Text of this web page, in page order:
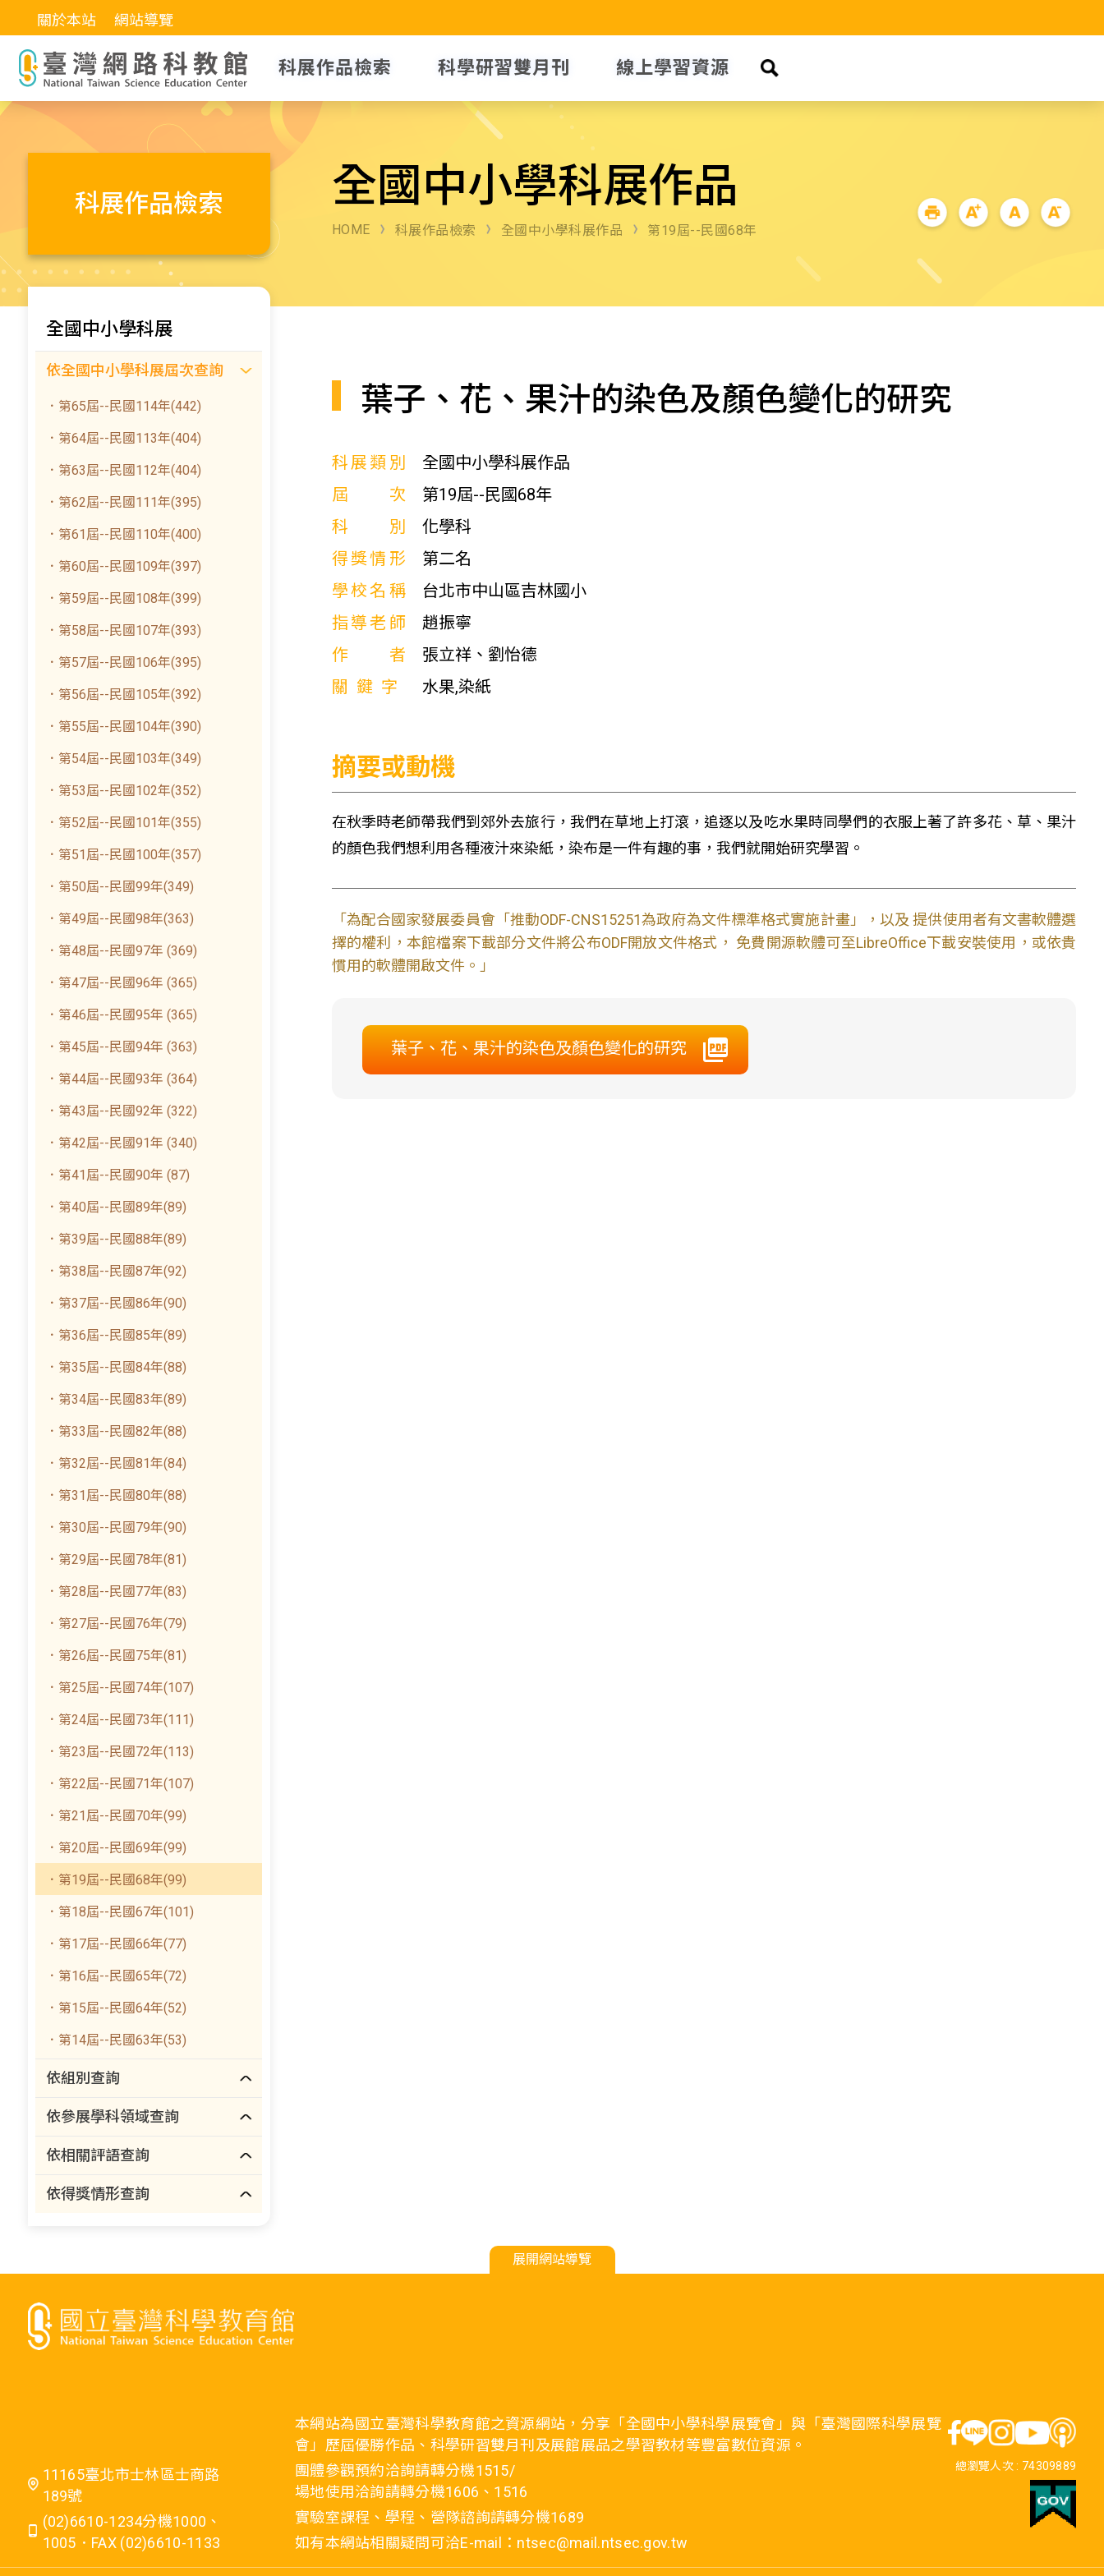
關於本站 網站導覽
科展作品檢索 科學研習雙月刊 線上學習資源
科展作品檢索 全國中小學科展作品
HOME 科展作品檢索 全國中小學科展作品 第19屆--民國68年
全國中小學科展
依全國中小學科展屆次查詢
．第65屆--民國114年(442)
．第64屆--民國113年(404)
．第63屆--民國112年(404)
．第62屆--民國111年(395)
．第61屆--民國110年(400)
．第60屆--民國109年(397)
．第59屆--民國108年(399)
．第58屆--民國107年(393)
．第57屆--民國106年(395)
．第56屆--民國105年(392)
．第55屆--民國104年(390)
．第54屆--民國103年(349)
．第53屆--民國102年(352)
．第52屆--民國101年(355)
．第51屆--民國100年(357)
．第50屆--民國99年(349)
．第49屆--民國98年(363)
．第48屆--民國97年 (369)
．第47屆--民國96年 (365)
．第46屆--民國95年 (365)
．第45屆--民國94年 (363)
．第44屆--民國93年 (364)
．第43屆--民國92年 (322)
．第42屆--民國91年 (340)
．第41屆--民國90年 (87)
．第40屆--民國89年(89)
．第39屆--民國88年(89)
．第38屆--民國87年(92)
．第37屆--民國86年(90)
．第36屆--民國85年(89)
．第35屆--民國84年(88)
．第34屆--民國83年(89)
．第33屆--民國82年(88)
．第32屆--民國81年(84)
．第31屆--民國80年(88)
．第30屆--民國79年(90)
．第29屆--民國78年(81)
．第28屆--民國77年(83)
．第27屆--民國76年(79)
．第26屆--民國75年(81)
．第25屆--民國74年(107)
．第24屆--民國73年(111)
．第23屆--民國72年(113)
．第22屆--民國71年(107)
．第21屆--民國70年(99)
．第20屆--民國69年(99)
．第19屆--民國68年(99)
．第18屆--民國67年(101)
．第17屆--民國66年(77)
．第16屆--民國65年(72)
．第15屆--民國64年(52)
．第14屆--民國63年(53)
依組別查詢
依參展學科領域查詢
依相關評語查詢
依得獎情形查詢
葉子、花、果汁的染色及顏色變化的研究
科展類別
全國中小學科展作品
屆次
第19屆--民國68年
科別
化學科
得獎情形
第二名
學校名稱
台北市中山區吉林國小
指導老師
趙振寧
作者
張立祥、劉怡德
關鍵字
水果,染紙
摘要或動機
在秋季時老師帶我們到郊外去旅行，我們在草地上打滾，追逐以及吃水果時同學們的衣服上著了許多花、草、果汁
的顏色我們想利用各種液汁來染紙，染布是一件有趣的事，我們就開始研究學習。
「為配合國家發展委員會「推動ODF-CNS15251為政府為文件標準格式實施計畫」，以及 提供使用者有文書軟體選
擇的權利，本館檔案下載部分文件將公布ODF開放文件格式， 免費開源軟體可至LibreOffice下載安裝使用，或依貴
慣用的軟體開啟文件。」
葉子、花、果汁的染色及顏色變化的研究
展開網站導覽
11165臺北市士林區士商路
189號
(02)6610-1234分機1000、
1005．FAX (02)6610-1133
本網站為國立臺灣科學教育館之資源網站，分享「全國中小學科學展覽會」與「臺灣國際科學展覽
會」歷屆優勝作品、科學研習雙月刊及展館展品之學習教材等豐富數位資源。
團體參觀預約洽詢請轉分機1515/
場地使用洽詢請轉分機1606、1516
實驗室課程、學程、營隊諮詢請轉分機1689
如有本網站相關疑問可洽E-mail：ntsec@mail.ntsec.gov.tw
總瀏覽人次 : 74309889